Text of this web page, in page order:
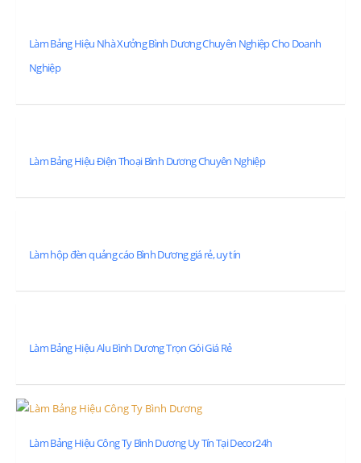
Làm Bảng Hiệu Nhà Xưởng Bình Dương Chuyên Nghiệp Cho Doanh
Nghiệp
Làm Bảng Hiệu Điện Thoại Bình Dương Chuyên Nghiệp
Làm hộp đèn quảng cáo Bình Dương giá rẻ, uy tín
Làm Bảng Hiệu Alu Bình Dương Trọn Gói Giá Rẻ
Làm Bảng Hiệu Công Ty Bình Dương Uy Tín Tại Decor24h